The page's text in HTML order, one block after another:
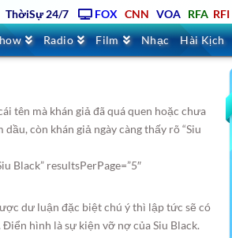
ThờiSự 24/7 FOX CNN VOA RFA
Radio Film Nhạc Hài Kịch
tên mà khán giả đã quá quen hoặc chưa
còn khán giả ngày càng thấy rõ “Siu
Black” resultsPerPage=”5″
dư luận đặc biệt chú ý thì lập tức sẽ có
hình là sự kiện vỡ nợ của Siu Black.